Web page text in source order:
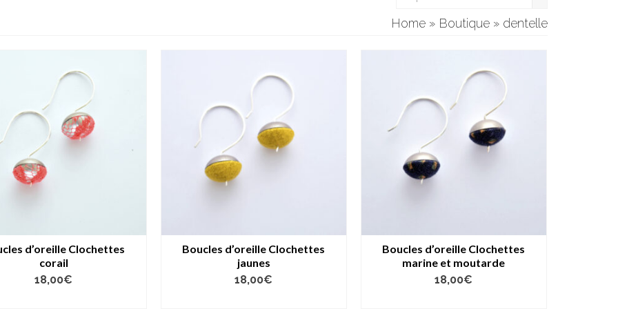
Home » Boutique » dentelle
d’oreille Clochettes
corail
18,00€
Boucles d’oreille Clochettes
jaunes
18,00€
Boucles d’oreille Clochettes
marine et moutarde
18,00€